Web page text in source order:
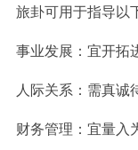
旅卦可用于指导以
事业发展：宜开拓
人际关系：需真诚
财务管理：宜量入